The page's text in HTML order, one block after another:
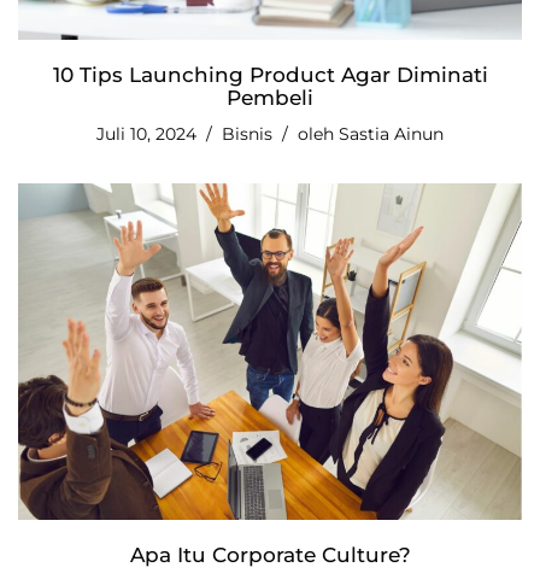
10 Tips Launching Product Agar Diminati
Pembeli
Juli 10, 2024 Bisnis oleh Sastia Ainun
Apa Itu Corporate Culture?